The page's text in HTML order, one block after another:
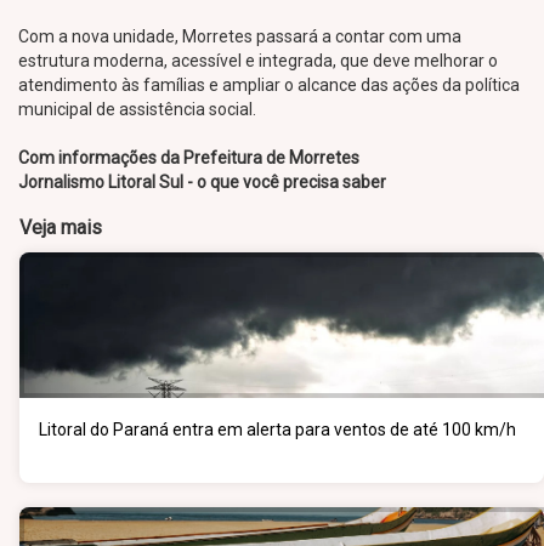
Com a nova unidade, Morretes passará a contar com uma
estrutura moderna, acessível e integrada, que deve melhorar o
atendimento às famílias e ampliar o alcance das ações da política
municipal de assistência social.
Com informações da Prefeitura de Morretes
Jornalismo Litoral Sul - o que você precisa saber
Veja mais
Litoral do Paraná entra em alerta para ventos de até 100 km/h